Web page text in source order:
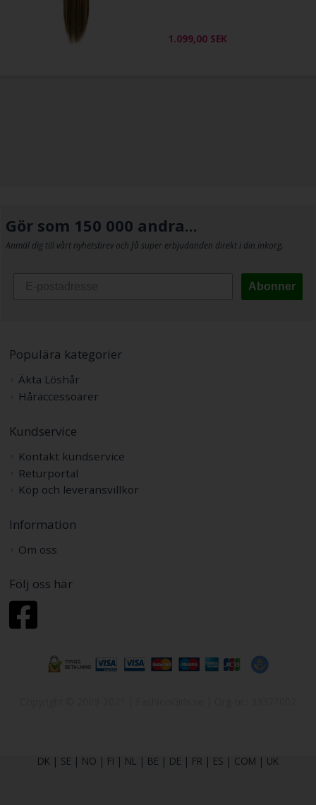
1.099,00 SEK
Gör som 150 000 andra...
Anmäl dig till vårt nyhetsbrev och få super erbjudanden direkt i din inkorg.
Abonner
Populära kategorier
Äkta Löshår
Håraccessoarer
Kundservice
Kontakt kundservice
Returportal
Köp och leveransvillkor
Information
Om oss
Följ oss här
DK | SE | NO | FI | NL | BE | DE | FR | ES | COM | UK